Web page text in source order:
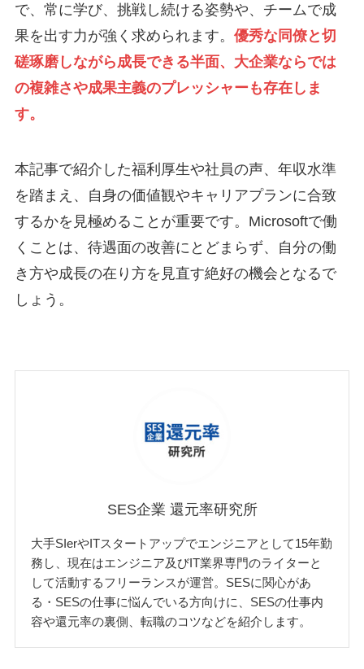
で、常に学び、挑戦し続ける姿勢や、チームで成
果を出す力が強く求められます。 優秀な同僚と切
磋琢磨しながら成長できる半面、大企業ならでは
の複雑さや成果主義のプレッシャーも存在しま
す。
本記事で紹介した福利厚生や社員の声、年収水準
を踏まえ、自身の価値観やキャリアプランに合致
するかを見極めることが重要です。Microsoftで働
くことは、待遇面の改善にとどまらず、自分の働
き方や成長の在り方を見直す絶好の機会となるで
しょう。
SES企業 還元率研究所
大手SIerやITスタートアップでエンジニアとして15年勤
務し、現在はエンジニア及びIT業界専門のライターと
して活動するフリーランスが運営。SESに関心があ
る・SESの仕事に悩んでいる方向けに、SESの仕事内
容や還元率の裏側、転職のコツなどを紹介します。